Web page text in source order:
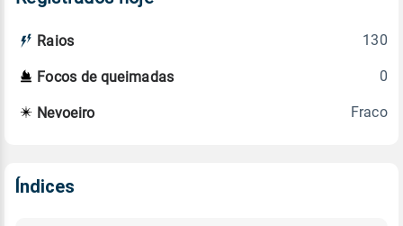
Raios 130
Focos de queimadas 0
Nevoeiro Fraco
Índices